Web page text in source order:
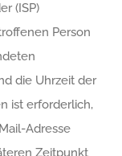
(ISP)
Person
die Uhrzeit der
ist erforderlich,
Adresse
Zeitpunkt